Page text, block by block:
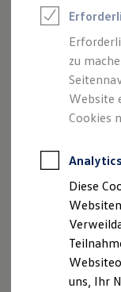
Leasing
Kfz-
Der
zu
Website
Cookies
Diese
uns, Ihr